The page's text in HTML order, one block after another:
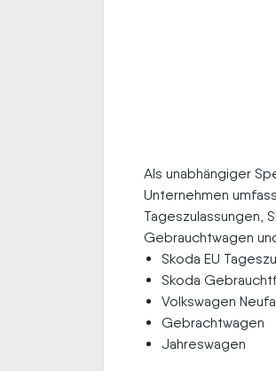
Als unabhängiger
Unternehmen
Tageszulassungen,
Gebrauchtwagen
Skoda EU
Skoda
Volkswagen
Gebrachtwagen
Jahreswagen